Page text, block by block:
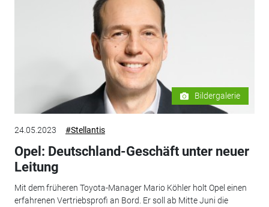
Bildergalerie
24.05.2023 #Stellantis
Opel: Deutschland-Geschäft unter neuer
Leitung
Mit dem früheren Toyota-Manager Mario Köhler holt Opel einen
erfahrenen Vertriebsprofi an Bord. Er soll ab Mitte Juni die